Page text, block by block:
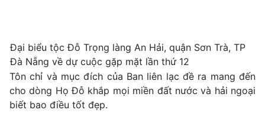
Đại biểu tộc Đỗ Trọng làng An Hải, quận Sơn Trà, TP
Đà Nẵng về dự cuộc gặp mặt lần thứ 12
Tôn chỉ và mục đích của Ban liên lạc đề ra mang đến
cho dòng Họ Đỗ khắp mọi miền đất nước và hải ngoại
biết bao điều tốt đẹp.